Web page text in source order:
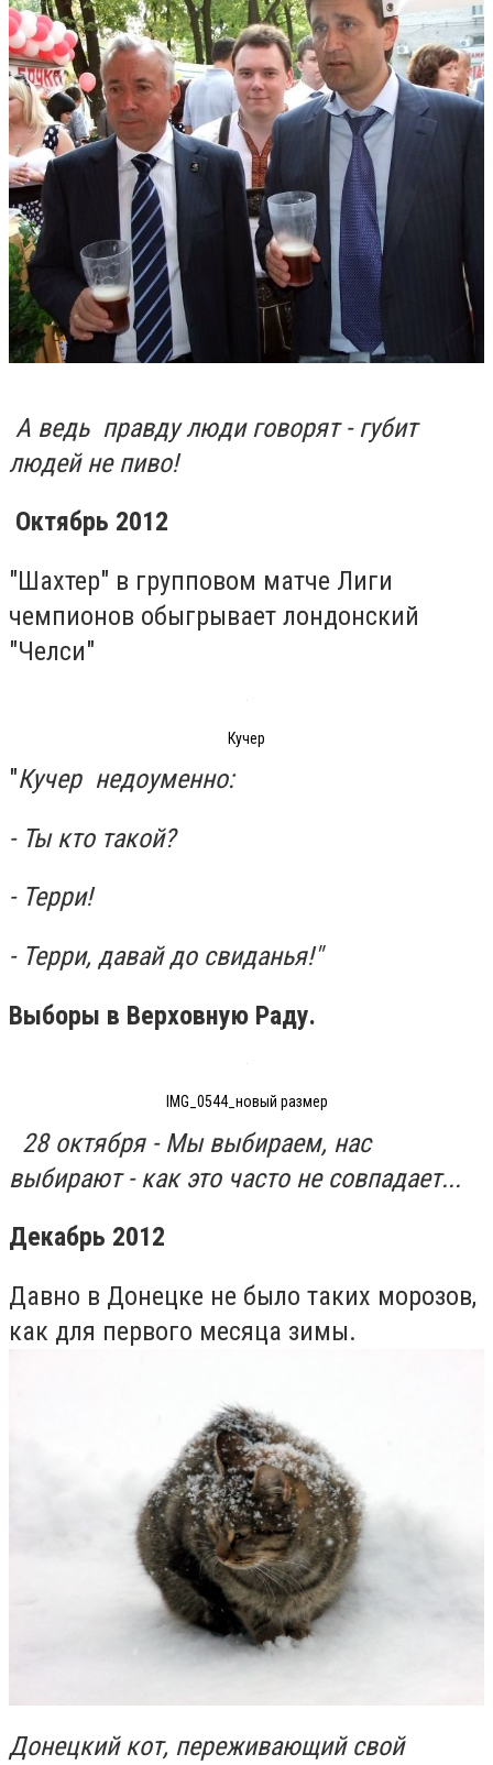
А ведь правду люди говорят - губит
людей не пиво!
Октябрь 2012
"Шахтер" в групповом матче Лиги
чемпионов обыгрывает лондонский
"Челси"
Кучер
"Кучер недоуменно:
- Ты кто такой?
- Терри!
- Терри, давай до свиданья!"
Выборы в Верховную Раду.
IMG_0544_новый размер
28 октября - Мы выбираем, нас
выбирают - как это часто не совпадает...
Декабрь 2012
Давно в Донецке не было таких морозов,
как для первого месяца зимы.
Донецкий кот, переживающий свой